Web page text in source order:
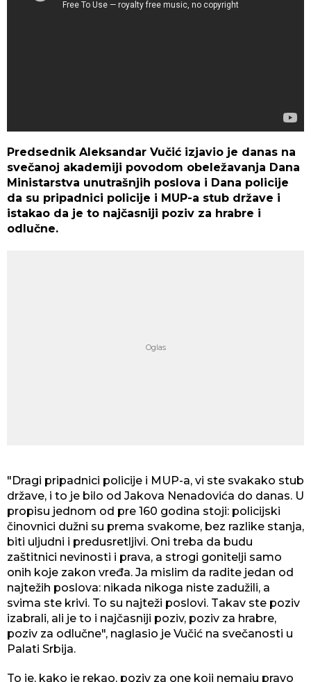
Predsednik Aleksandar Vučić izjavio je danas na
svečanoj akademiji povodom obeležavanja Dana
Ministarstva unutrašnjih poslova i Dana policije
da su pripadnici policije i MUP-a stub države i
istakao da je to najčasniji poziv za hrabre i
odlučne.
"Dragi pripadnici policije i MUP-a, vi ste svakako stub
države, i to je bilo od Jakova Nenadovića do danas. U
propisu jednom od pre 160 godina stoji: policijski
činovnici dužni su prema svakome, bez razlike stanja,
biti uljudni i predusretljivi. Oni treba da budu
zaštitnici nevinosti i prava, a strogi gonitelji samo
onih koje zakon vređa. Ja mislim da radite jedan od
najtežih poslova: nikada nikoga niste zadužili, a
svima ste krivi. To su najteži poslovi. Takav ste poziv
izabrali, ali je to i najčasniji poziv, poziv za hrabre,
poziv za odlučne", naglasio je Vučić na svečanosti u
Palati Srbija.
To je, kako je rekao, poziv za one koji nemaju pravo